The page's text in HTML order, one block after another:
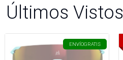
Últimos Vistos
ENVÍOGRATIS